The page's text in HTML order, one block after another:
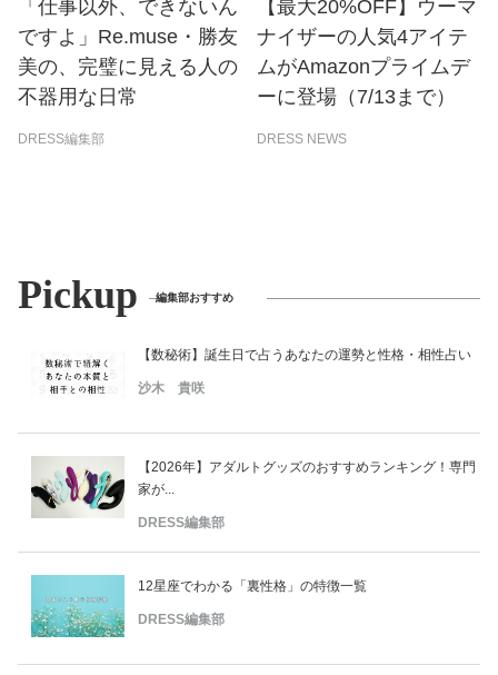
「仕事以外、できないん
ですよ」Re.muse・勝友
美の、完璧に見える人の
不器用な日常
DRESS編集部
【最大20%OFF】ウーマ
ナイザーの人気4アイテ
ムがAmazonプライムデ
ーに登場（7/13まで）
DRESS NEWS
Pickup 編集部おすすめ
【数秘術】誕生日で占うあなたの運勢と性格・相性占い
沙木 貴咲
【2026年】アダルトグッズのおすすめランキング！専門
家が...
DRESS編集部
12星座でわかる「裏性格」の特徴一覧
DRESS編集部